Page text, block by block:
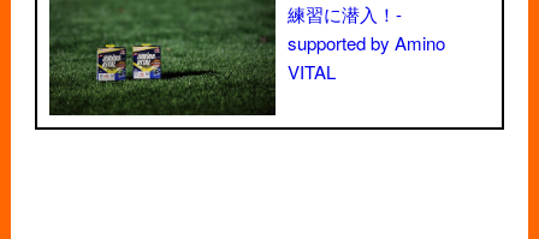
練習に潜入！-
supported by Amino
VITAL